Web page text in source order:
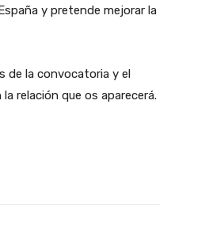
y pretende mejorar la
de la convocatoria y el
relación que os aparecerá.